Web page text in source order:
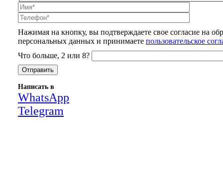
Нажимая на кнопку, вы подтверждаете свое согласие на
персональных данных и принимаете пользовательское
Что больше, 2 или 8?
Написать в
WhatsApp
Telegram